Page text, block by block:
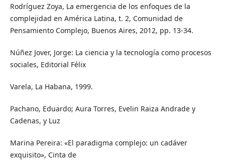
Rodríguez Zoya, La emergencia de los enfoques de la
complejidad en América Latina, t. 2, Comunidad de
Pensamiento Complejo, Buenos Aires, 2012, pp. 13-34.
Núñez Jover, Jorge: La ciencia y la tecnología como procesos
sociales, Editorial Félix
Varela, La Habana, 1999.
Pachano, Eduardo; Aura Torres, Evelin Raiza Andrade y
Cadenas, y Luz
Marina Pereira: «El paradigma complejo: un cadáver
exquisito», Cinta de